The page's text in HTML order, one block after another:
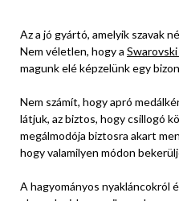
Az a jó gyártó, amelyik szavak
Nem véletlen, hogy a
magunk elé képzelünk egy
Nem számít, hogy apró
látjuk, az biztos, hogy csillogó
megálmodója biztosra akart
hogy valamilyen módon
A hagyományos nyakláncokról